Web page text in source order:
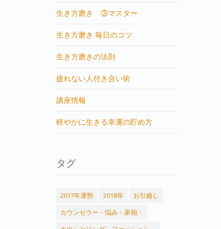
生き方磨き ③マスター
生き方磨き 毎日のコツ
生き方磨きの法則
疲れない人付き合い術
講座情報
軽やかに生きる幸運の貯め方
タグ
2017年運勢 2018年
お引越し
カウンセラー・悩み・家相・